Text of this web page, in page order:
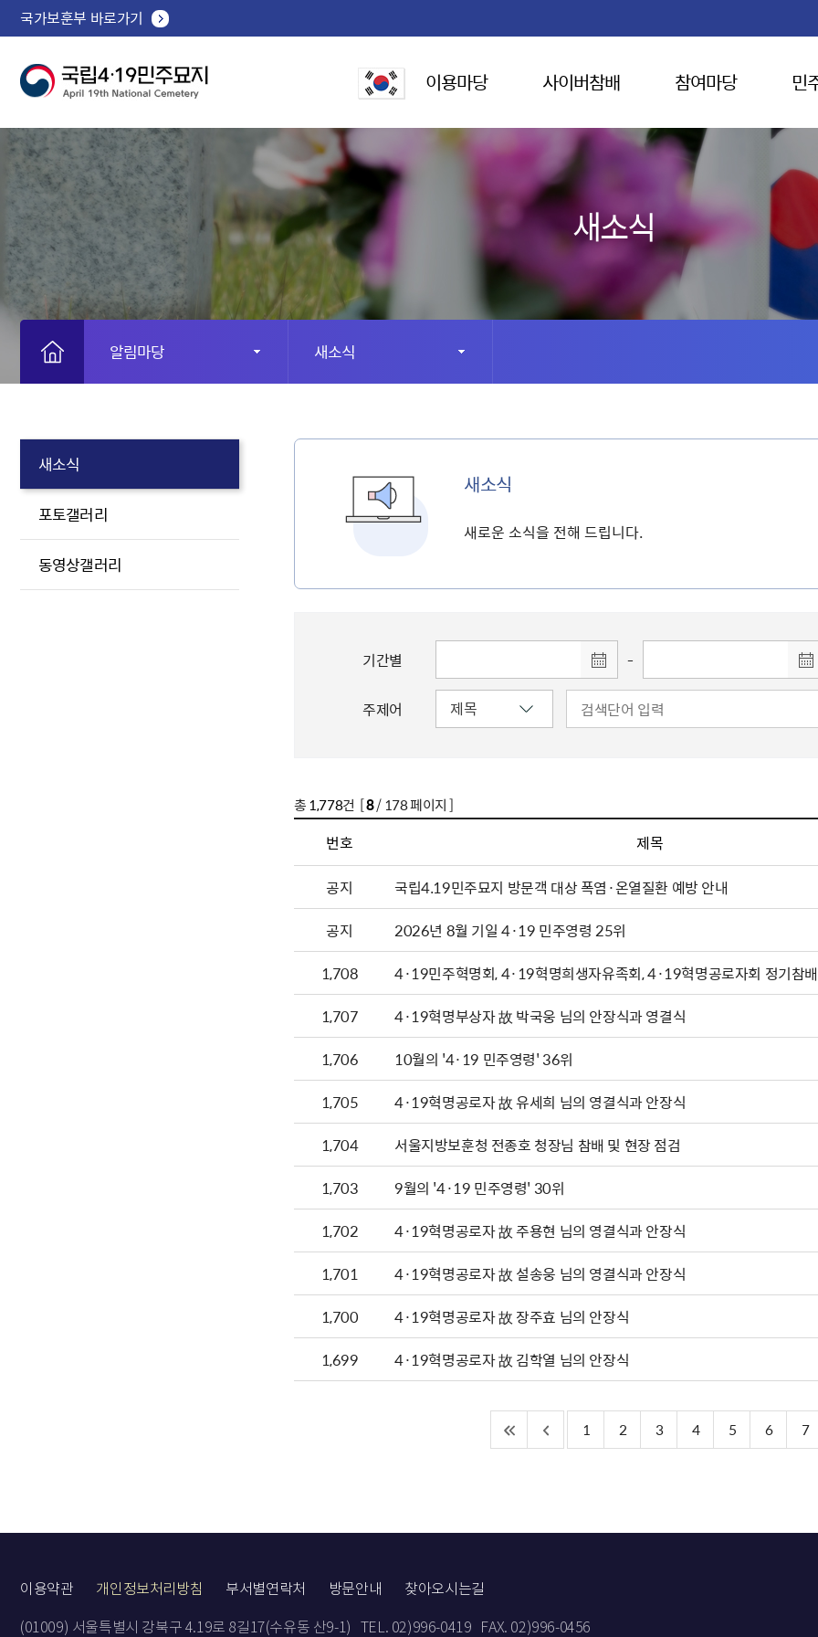
국가보훈부 바로가기
이용마당 사이버참배 참여마당 민
새소식
알림마당 새소식
새소식
포토갤러리
동영상갤러리
새소식
새로운 소식을 전해 드립니다.
기간별 -
주제어
총1,778건 [8/ 178 페이지 ]
번호 제목
공지
국립4.19민주묘지 방문객 대상 폭염·온열질환 예방 안내
공지
2026년 8월 기일 4·19 민주영령 25위
1,708
4·19민주혁명회, 4·19혁명희생자유족회, 4·19혁명공로자회 정기참배
1,707
4·19혁명부상자 故 박국웅 님의 안장식과 영결식
1,706
10월의 '4·19 민주영령' 36위
1,705
4·19혁명공로자 故 유세희 님의 영결식과 안장식
1,704
서울지방보훈청 전종호 청장님 참배 및 현장 점검
1,703
9월의 '4·19 민주영령' 30위
1,702
4·19혁명공로자 故 주용현 님의 영결식과 안장식
1,701
4·19혁명공로자 故 설송웅 님의 영결식과 안장식
1,700
4·19혁명공로자 故 장주효 님의 안장식
1,699
4·19혁명공로자 故 김학열 님의 안장식
1 2 3 4 5 6 7
이용약관 개인정보처리방침 부서별연락처 방문안내 찾아오시는길
(01009) 서울특별시 강북구 4.19로 8길17(수유동 산9-1) TEL. 02)996-0419 FAX. 02)996-0456